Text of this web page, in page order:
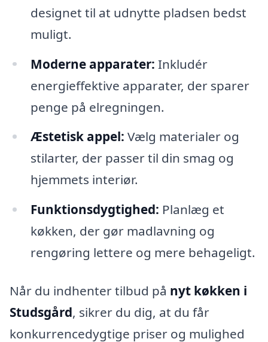
designet til at udnytte pladsen bedst
muligt.
Moderne apparater: Inkludér
energieffektive apparater, der sparer
penge på elregningen.
Æstetisk appel: Vælg materialer og
stilarter, der passer til din smag og
hjemmets interiør.
Funktionsdygtighed: Planlæg et
køkken, der gør madlavning og
rengøring lettere og mere behageligt.
Når du indhenter tilbud på nyt køkken i
Studsgård, sikrer du dig, at du får
konkurrencedygtige priser og mulighed